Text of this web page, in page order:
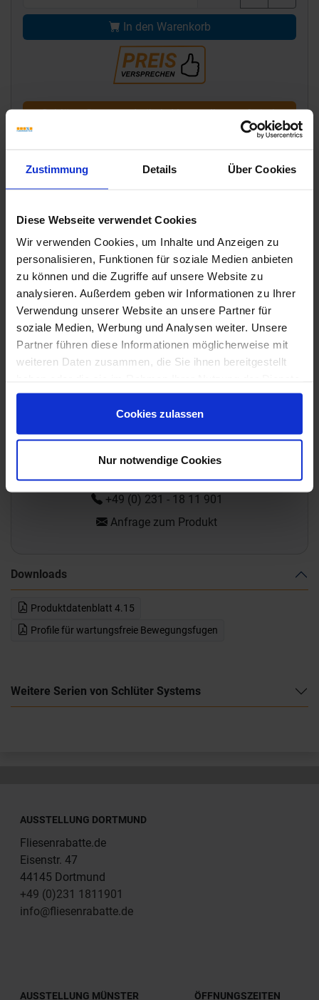
Zustimmung Details Über Cookies
Diese Webseite verwendet Cookies
Wir verwenden Cookies, um Inhalte und Anzeigen zu
personalisieren, Funktionen für soziale Medien anbieten
zu können und die Zugriffe auf unsere Website zu
analysieren. Außerdem geben wir Informationen zu Ihrer
Verwendung unserer Website an unsere Partner für
soziale Medien, Werbung und Analysen weiter. Unsere
Partner führen diese Informationen möglicherweise mit
weiteren Daten zusammen, die Sie ihnen bereitgestellt
gesammelt haben.
Cookies zulassen
Nur notwendige Cookies
In den Warenkorb
Schlüter Systems-Artikel - Versandkostenfrei ab
Wünschen Sie eine Beratung?
Unsere Experten sind für Sie da:
Mo. - Fr. 09.00 - 18.00 Uhr
Sa 10.00 - 13.00 Uhr
+49 (0) 231 - 18 11 901
Anfrage zum Produkt
Downloads
Produktdatenblatt 4.15
Profile für wartungsfreie Bewegungsfugen
Weitere Serien von Schlüter Systems
AUSSTELLUNG DORTMUND
Fliesenrabatte.de
Eisenstr. 47
44145 Dortmund
+49 (0)231 1811901
info@fliesenrabatte.de
AUSSTELLUNG MÜNSTER ÖFFNUNGSZEITEN